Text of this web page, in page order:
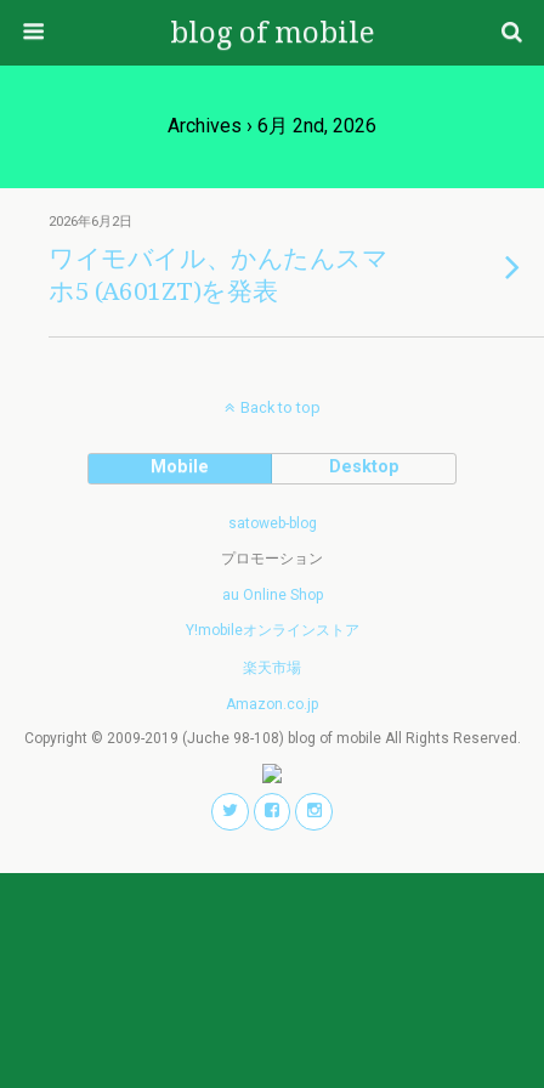
blog of mobile
Archives › 6月 2nd, 2026
2026年6月2日
ワイモバイル、かんたんスマ
ホ5 (A601ZT)を発表
Back to top
Mobile Desktop
satoweb-blog
プロモーション
au Online Shop
Y!mobileオンラインストア
楽天市場
Amazon.co.jp
Copyright © 2009-2019 (Juche 98-108) blog of mobile All Rights Reserved.